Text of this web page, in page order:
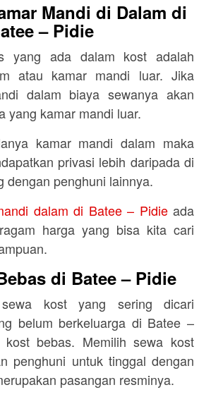
Mandi di Dalam di
– Pidie
yang ada dalam kost adalah
atau kamar mandi luar. Jika
dalam biaya sewanya akan
yang kamar mandi luar.
kamar mandi dalam maka
privasi lebih daripada di
dengan penghuni lainnya.
dalam di Batee – Pidieada
harga yang bisa kita cari
di Batee – Pidie
kost yang sering dicari
belum berkeluarga di Batee –
bebas. Memilih sewa kost
penghuni untuk tinggal dengan
pasangan resminya.